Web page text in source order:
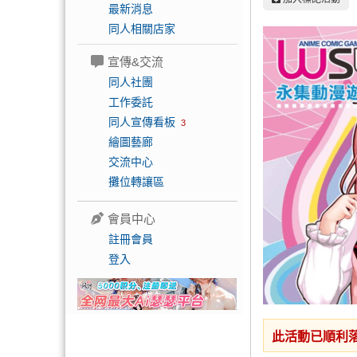
最新消息
同人相關店家
宣傳&交流
同人社團
工作委託
同人宣傳看板 3
繪圖藝廊
交流中心
攤位轉讓區
會員中心
註冊會員
登入
此活動已順利